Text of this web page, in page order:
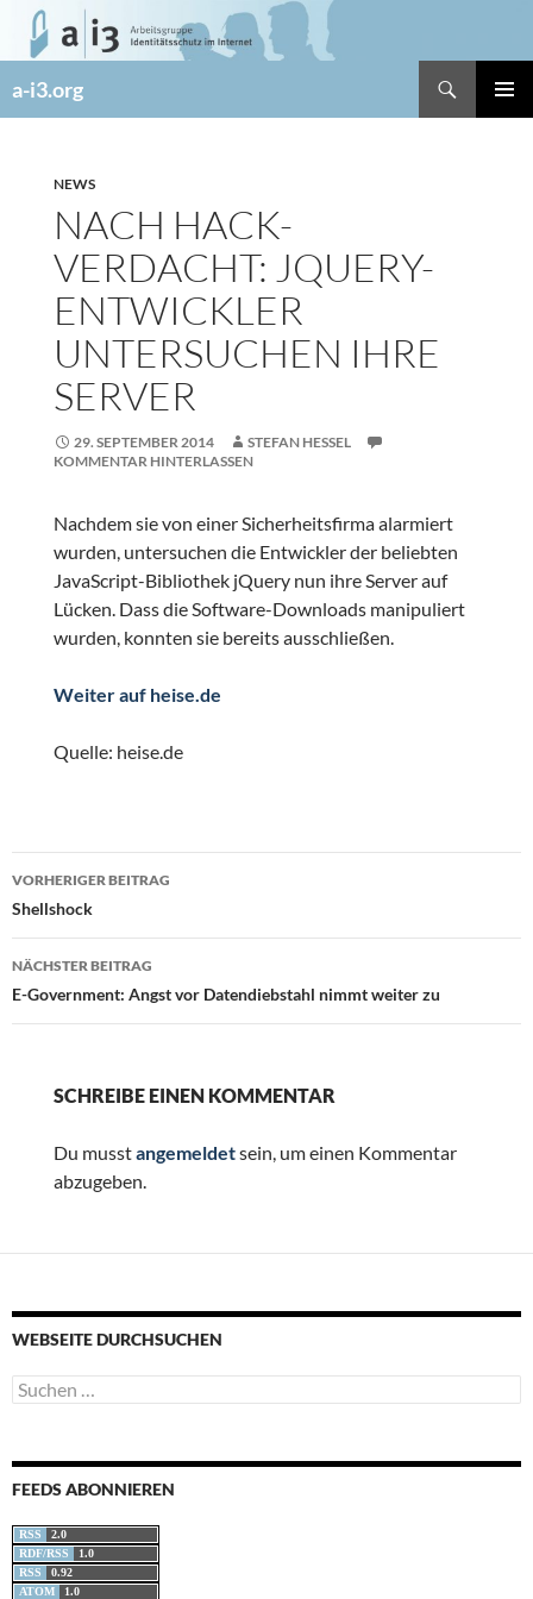
Zum
Inhalt
a-i3.org
NEWS
NACH HACK-
VERDACHT: JQUERY-
ENTWICKLER
UNTERSUCHEN IHRE
SERVER
29. SEPTEMBER 2014
STEFAN HESSEL
KOMMENTAR HINTERLASSEN
Nachdem sie von einer Sicherheitsfirma alarmiert
wurden, untersuchen die Entwickler der beliebten
JavaScript-Bibliothek jQuery nun ihre Server auf
Lücken. Dass die Software-Downloads manipuliert
wurden, konnten sie bereits ausschließen.
Weiter auf heise.de
Quelle: heise.de
Beitragsnavigation
VORHERIGER BEITRAG
Shellshock
NÄCHSTER BEITRAG
E-Government: Angst vor Datendiebstahl nimmt weiter zu
SCHREIBE EINEN KOMMENTAR
Du musstangemeldetsein, um einen Kommentar
abzugeben.
WEBSEITE DURCHSUCHEN
Suchen
nach:
FEEDS ABONNIEREN
RSS
2.0
RDF/RSS
1.0
RSS
0.92
ATOM
1.0